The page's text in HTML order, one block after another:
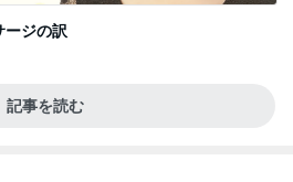
ージの訳
記事を読む